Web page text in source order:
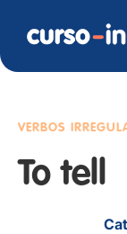
VERBOS
To tell